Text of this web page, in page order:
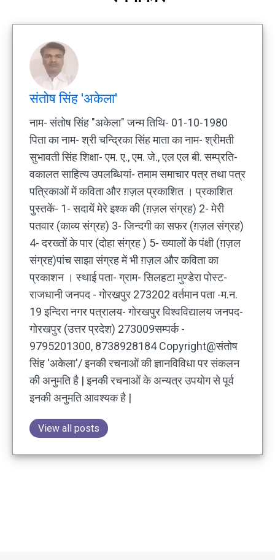
संतोष सिंह 'अकेला'
नाम- संतोष सिंह "अकेला" जन्म तिथि- 01-10-1980
पिता का नाम- श्री चन्द्रिका सिंह माता का नाम- श्रीमती
सुभावती सिंह शिक्षा- एम. ए., एम. जे., एल एल बी. सम्प्रति-
वकालत साहित्य उपलब्धियां- तमाम समाचार पत्र तथा पत्र
पत्रिकाओं में कविता और ग़ज़ल प्रकाशित । प्रकाशित
पुस्तकें- 1- सदायें मेरे इश्क की (ग़ज़ल संग्रह) 2- मेरी
पतवार (काव्य संग्रह) 3- जिन्दगी का सफर (ग़ज़ल संग्रह)
4- दरख्तों के पार (दोहा संग्रह ) 5- ख्यालों के पंक्षी (ग़ज़ल
संग्रह)पांच साझा संग्रह में भी ग़ज़ल और कविता का
प्रकाशन । स्थाई पता- ग्राम- सिलहटा मुण्डेरा पोस्ट-
राजधानी जनपद - गोरखपुर 273202 वर्तमान पता -म.न.
19 इन्दिरा नगर पत्रालय- गोरखपुर विश्वविद्यालय जनपद-
गोरखपुर (उत्तर प्रदेश) 273009सम्पर्क -
9795201300, 8738928184 Copyright@संतोष
सिंह 'अकेला'/ इनकी रचनाओं की ज्ञानविविधा पर संकलन
की अनुमति है | इनकी रचनाओं के अन्यत्र उपयोग से पूर्व
इनकी अनुमति आवश्यक है |
View all posts